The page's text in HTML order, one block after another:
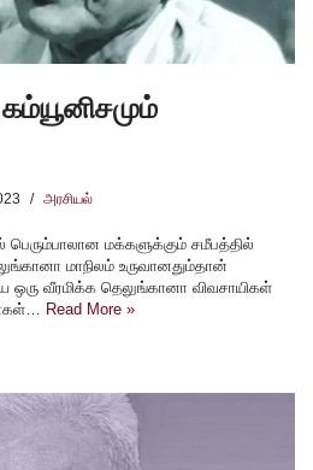
அரசியல்
மக்களுக்கும் சமீபத்தில்
மாநிலம் உருவானதும்தான்
ஒரு வீரமிக்க தெலுங்கானா விவசாயிகள்
Read More »